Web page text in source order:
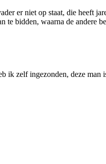
er niet op staat, die heeft
te bidden, waarna de
ik zelf ingezonden, deze